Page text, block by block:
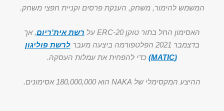
המשמש להימור, משחק, הענקת פרסים וקניית חפצי משחק.
האסימון החל בתור טוקן ERC-20 על רשת אית'ריום, אך
בדצמבר 2021 הפלטפורמה ביצעה מעבר
לרשת פוליגון
(MATIC)
כדי להפחית את עמלות העסקה.
ההיצע המקסימלי של NAKA הוא 180,000,000 אסימונים.